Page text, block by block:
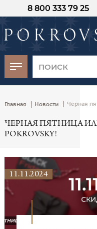
8 800 333 79 25
Главная | Новости Черная
ЧЕРНАЯ ПЯТНИЦА
POKROVSKY!
11.11.2024
-30%
от
момента оплаты